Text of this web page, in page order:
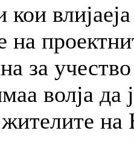
кои
на
за
волја да
на